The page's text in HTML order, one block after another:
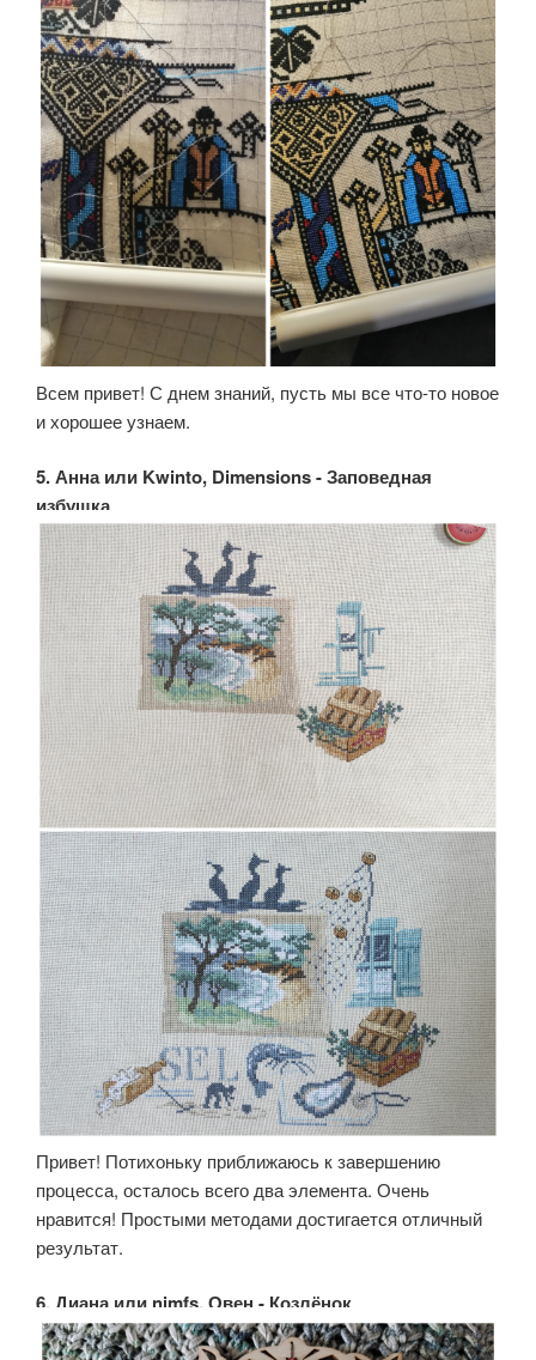
Всем привет! С днем знаний, пусть мы все что-то новое
и хорошее узнаем.
5. Анна или Kwinto, Dimensions - Заповедная
избушка
Привет! Потихоньку приближаюсь к завершению
процесса, осталось всего два элемента. Очень
нравится! Простыми методами достигается отличный
результат.
6. Диана или nimfs, Овен - Козлёнок